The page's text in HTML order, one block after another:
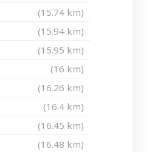
(15.74 km)
(15.94 km)
(15.95 km)
(16 km)
(16.26 km)
(16.4 km)
(16.45 km)
(16.48 km)